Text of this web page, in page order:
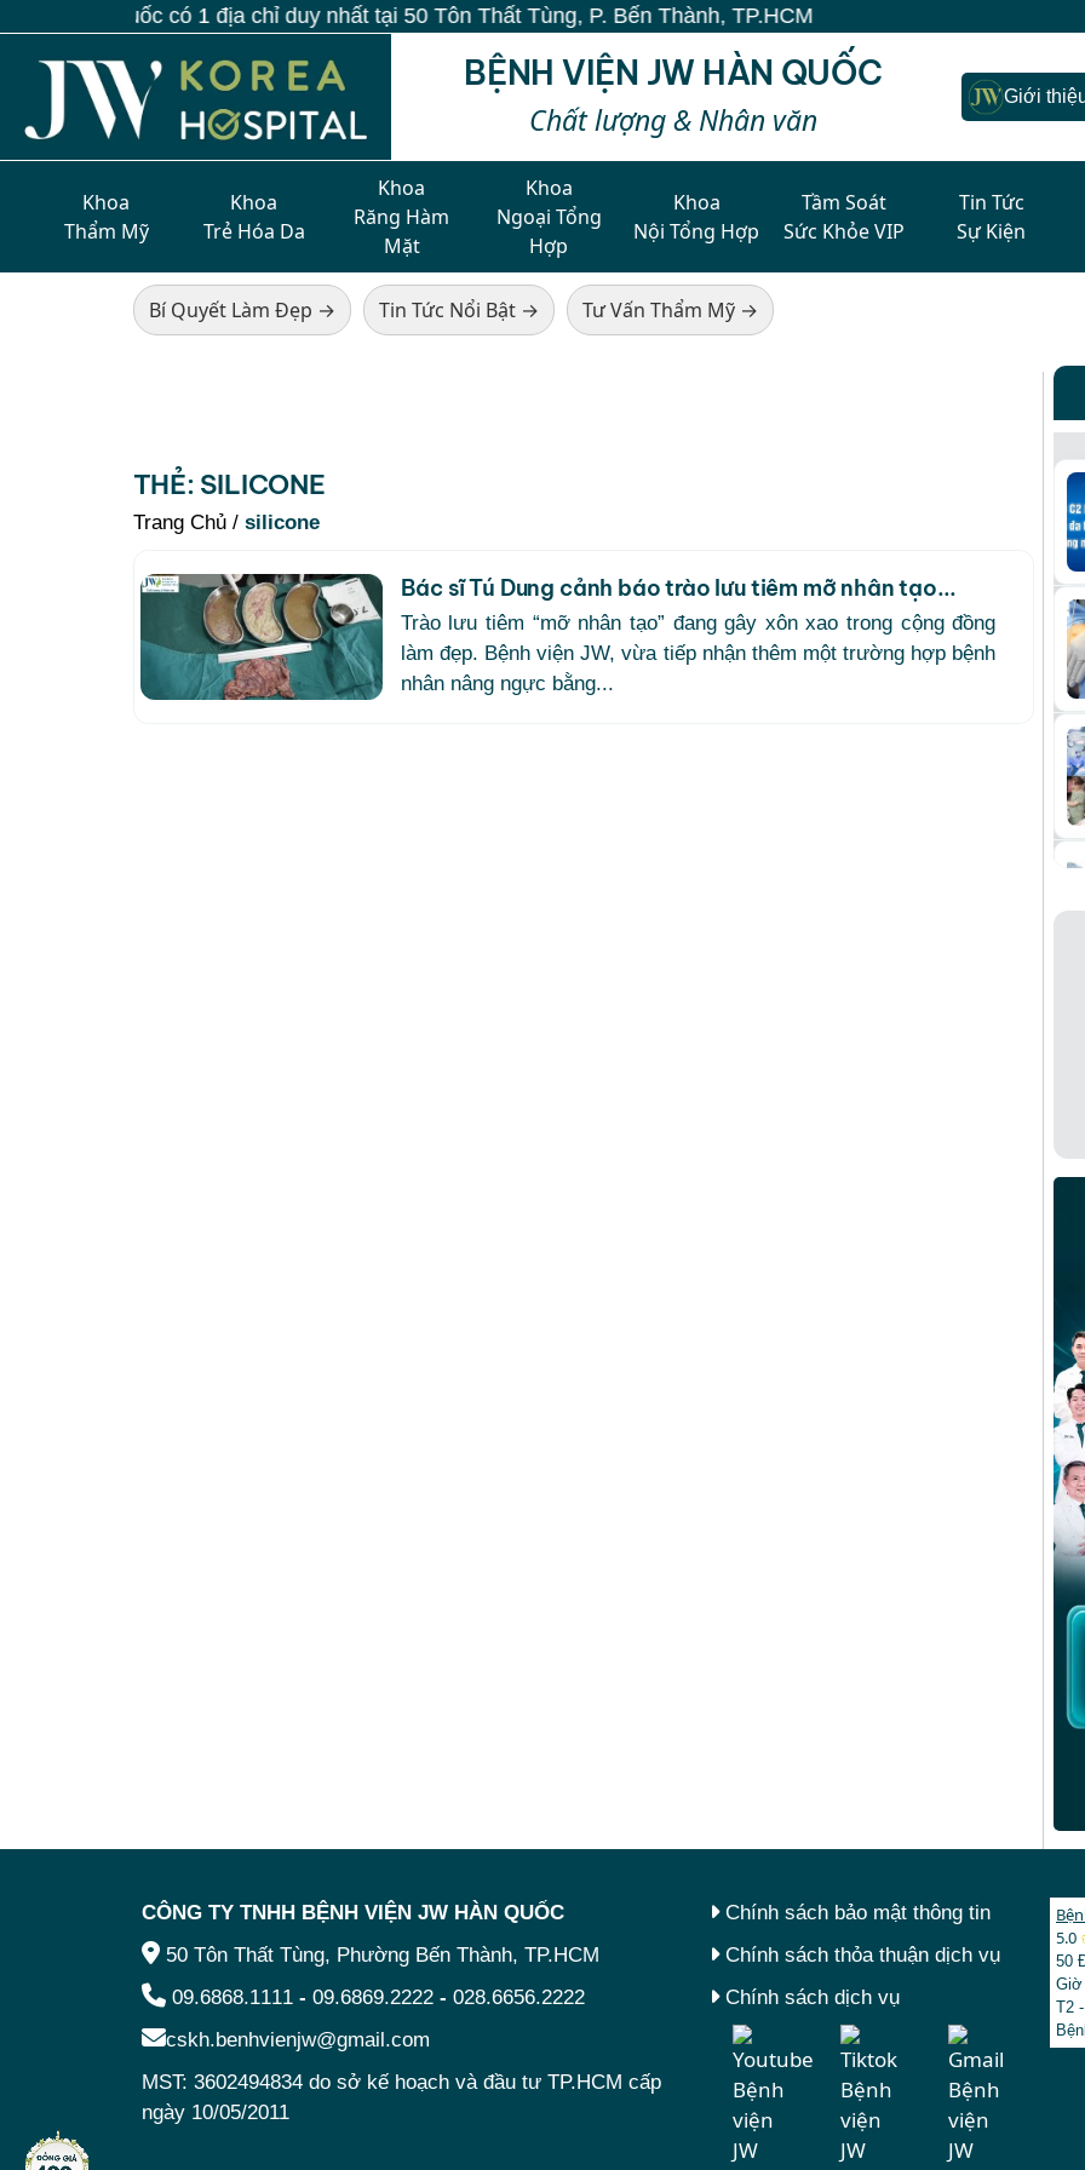
Quốc có 1 địa chỉ duy nhất tại 50 Tôn Thất Tùng, P. Bến Thành, TP.HCM
BỆNH VIỆN JW HÀN QUỐC
Chất lượng & Nhân văn
Giới
Khoa
Thẩm Mỹ
Khoa
Trẻ Hóa Da
Khoa
Răng Hàm
Mặt
Khoa
Ngoại Tổng
Hợp
Khoa
Nội Tổng Hợp
Tầm Soát
Sức Khỏe VIP
Tin Tức
Sự Kiện
Bí Quyết Làm Đẹp → Tin Tức Nổi Bật → Tư Vấn Thẩm Mỹ →
THẺ: SILICONE
Trang Chủ/ silicone
Bác sĩ Tú Dung cảnh báo trào lưu tiêm mỡ nhân tạo...
Trào lưu tiêm “mỡ nhân tạo” đang gây xôn xao trong cộng đồng
làm đẹp. Bệnh viện JW, vừa tiếp nhận thêm một trường hợp bệnh
nhân nâng ngực bằng...
CÔNG TY TNHH BỆNH VIỆN JW HÀN QUỐC
50 Tôn Thất Tùng, Phường Bến Thành, TP.HCM
09.6868.1111 - 09.6869.2222 - 028.6656.2222
cskh.benhvienjw@gmail.com
MST: 3602494834 do sở kế hoạch và đầu tư TP.HCM cấp
ngày 10/05/2011
Chính sách bảo mật thông tin
Chính sách thỏa thuận dịch vụ
Chính sách dịch vụ
5.0
50
Giờ
T2